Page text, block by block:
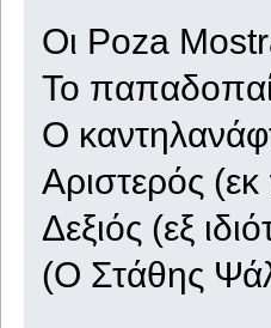
Οι Poza
Το
Ο
Αριστερός
Δεξιός (εξ
(Ο Στάθης